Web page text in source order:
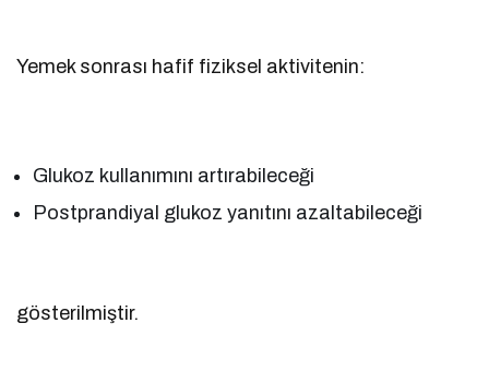
Yemek sonrası hafif fiziksel aktivitenin:
Glukoz kullanımını artırabileceği
Postprandiyal glukoz yanıtını azaltabileceği
gösterilmiştir.